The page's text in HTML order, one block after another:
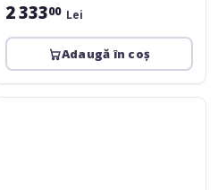
2 33300 Lei
Adaugă în coș